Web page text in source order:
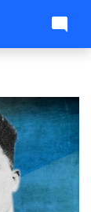
mode_comment